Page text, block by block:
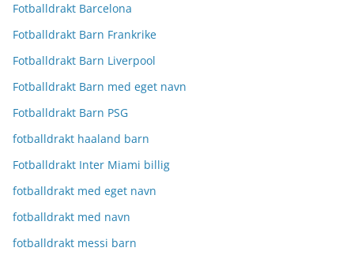
Fotballdrakt Barcelona
Fotballdrakt Barn Frankrike
Fotballdrakt Barn Liverpool
Fotballdrakt Barn med eget navn
Fotballdrakt Barn PSG
fotballdrakt haaland barn
Fotballdrakt Inter Miami billig
fotballdrakt med eget navn
fotballdrakt med navn
fotballdrakt messi barn